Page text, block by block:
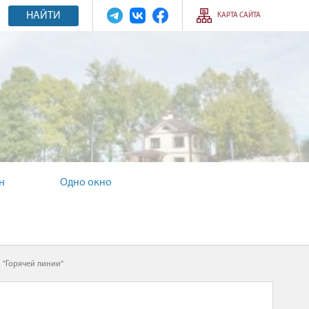
НАЙТИ КАРТА САЙТА
Одно окно
"Горячей линии"